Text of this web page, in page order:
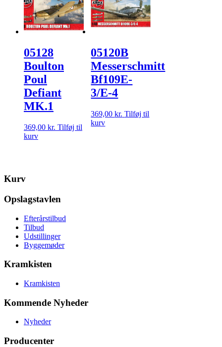
05128
Boulton
Poul
Defiant
MK.1
369,00 kr. Tilføj til
kurv
05120B
Messerschmitt
Bf109E-
3/E-4
369,00kr. Tilføj til
kurv
Kurv
Opslagstavlen
Efterårstilbud
Tilbud
Udstillinger
Byggemøder
Kramkisten
Kramkisten
Kommende Nyheder
Nyheder
Producenter